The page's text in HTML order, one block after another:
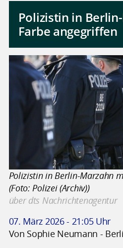
Polizistin in
Farbe angegriffen
Polizistin in Berlin-Marzahn
(Foto: Polizei (Archiv))
über dts Nachrichtenagentur
07. März 2026 - 21:05 Uhr
Von Sophie Neumann -